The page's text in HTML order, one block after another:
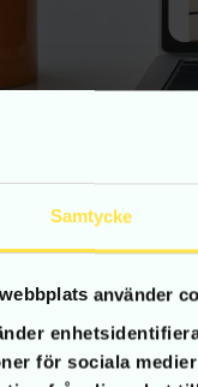
Samtycke
använder
för sociala
och